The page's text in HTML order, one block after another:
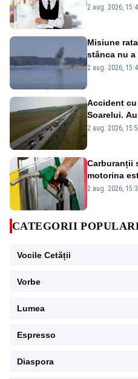
emisiunii
2 aug. 2026,
Misiune
stânca nu a
detonările
2 aug. 2026,
Accident
Soarelui.
traficul se
2 aug. 2026,
Carburanții
motorina
2 aug. 2026,
CATEGORII
Vocile Cetății
Vorbe
Lumea
Espresso
Diaspora